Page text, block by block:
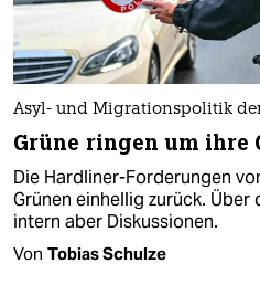
Asyl- und Migrationspolitik
Grüne ringen um ihre
Die Hardliner-Forderungen
Grünen einhellig zurück.
intern aber Diskussionen.
Von Tobias Schulze